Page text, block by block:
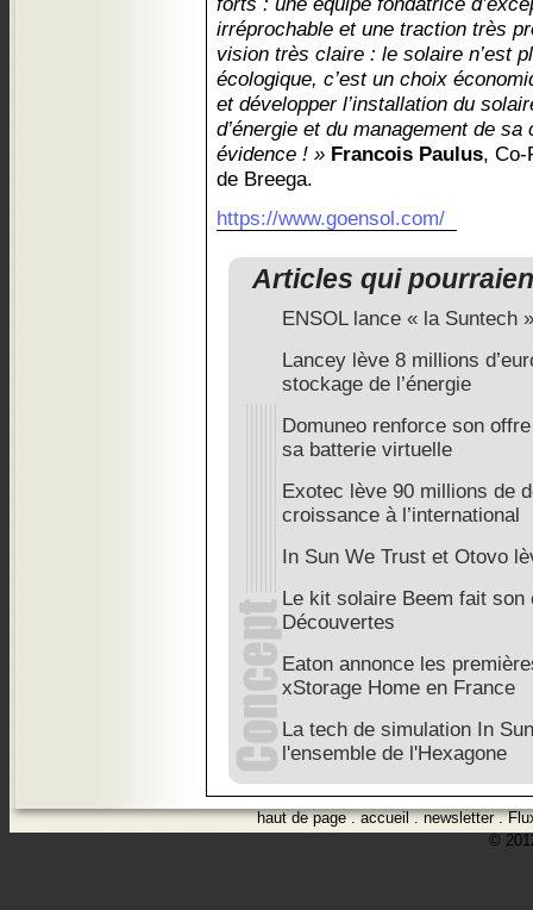
irréprochable et une traction très
vision très claire : le solaire n’est
écologique, c’est un choix
et développer l’installation du
d’énergie et du management de
évidence ! » Francois Paulus, Co-
de Breega.
https://www.goensol.com/
Articles qui
ENSOL lance « la Suntech »
Lancey lève 8 millions
stockage de l’énergie
Domuneo renforce son
sa batterie virtuelle
Exotec lève 90 millions de
croissance à l’international
In Sun We Trust et Otovo
Le kit solaire Beem fait son
Découvertes
Eaton annonce les
xStorage Home en France
La tech de simulation In
l'ensemble de l'Hexagone
haut de page.accueil.newsletter.
©